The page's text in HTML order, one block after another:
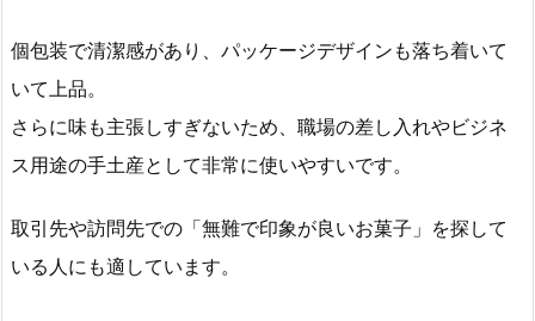
個包装で清潔感があり、パッケージデザインも落ち着いて
いて上品。
さらに味も主張しすぎないため、職場の差し入れやビジネ
ス用途の手土産として非常に使いやすいです。
取引先や訪問先での「無難で印象が良いお菓子」を探して
いる人にも適しています。